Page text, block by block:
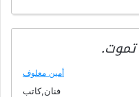
تموت.
أمين معلوف
فنان,كاتب